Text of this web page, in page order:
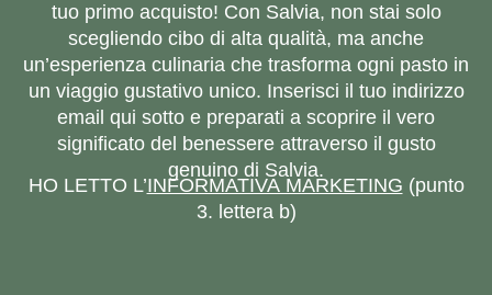
tuo primo acquisto! Con Salvia, non stai solo
scegliendo cibo di alta qualità, ma anche
un’esperienza culinaria che trasforma ogni pasto in
un viaggio gustativo unico. Inserisci il tuo indirizzo
email qui sotto e preparati a scoprire il vero
significato del benessere attraverso il gusto
genuino di Salvia.
HO LETTO L’INFORMATIVA MARKETING (punto
3. lettera b)